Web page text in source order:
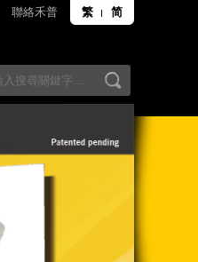
聯絡禾普 繁 简